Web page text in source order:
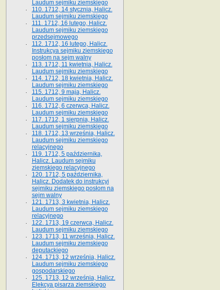
Laudum sejmiku ziemskiego
110. 1712, 14 stycznia, Halicz.
Laudum sejmiku ziemskiego
111. 1712, 16 lutego, Halicz.
Laudum sejmiku ziemskiego
przedsejmowego
112. 1712, 16 lutego, Halicz.
Instrukcya sejmiku ziemskiego
posłom na sejm walny
113. 1712, 11 kwietnia, Halicz.
Laudum sejmiku ziemskiego
114. 1712, 18 kwietnia, Halicz.
Laudum sejmiku ziemskiego
115. 1712, 9 maja, Halicz.
Laudum sejmiku ziemskiego
116. 1712, 6 czerwca, Halicz.
Laudum sejmiku ziemskiego
117. 1712, 1 sierpnia, Halicz.
Laudum sejmiku ziemskiego
118. 1712, 13 września, Halicz.
Laudum sejmiku ziemskiego
relacyjnego
119. 1712, 5 października,
Halicz. Laudum sejmiku
ziemskiego relacyjnego
120. 1712, 5 października,
Halicz. Dodatek do instrukcyi
sejmiku ziemskiego posłom na
sejm walny
121. 1713, 3 kwietnia, Halicz.
Laudum sejmiku ziemskiego
relacyjnego
122. 1713, 19 czerwca, Halicz.
Laudum sejmiku ziemskiego
123. 1713, 11 września, Halicz.
Laudum sejmiku ziemskiego
deputackiego
124. 1713, 12 września, Halicz.
Laudum sejmiku ziemskiego
gospodarskiego
125. 1713, 12 września, Halicz.
Elekcya pisarza ziemskiego